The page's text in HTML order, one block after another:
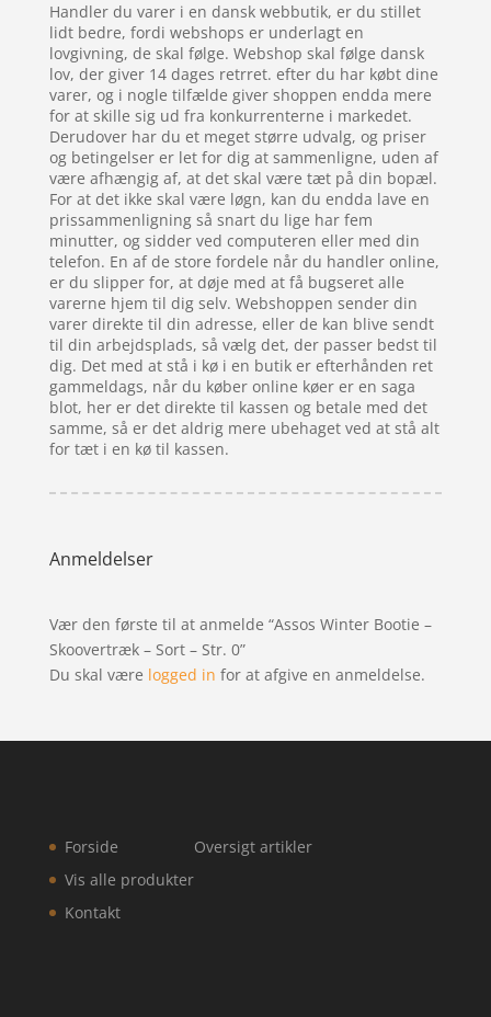
Handler du varer i en dansk webbutik, er du stillet
lidt bedre, fordi webshops er underlagt en
lovgivning, de skal følge. Webshop skal følge dansk
lov, der giver 14 dages retrret. efter du har købt dine
varer, og i nogle tilfælde giver shoppen endda mere
for at skille sig ud fra konkurrenterne i markedet.
Derudover har du et meget større udvalg, og priser
og betingelser er let for dig at sammenligne, uden af
være afhængig af, at det skal være tæt på din bopæl.
For at det ikke skal være løgn, kan du endda lave en
prissammenligning så snart du lige har fem
minutter, og sidder ved computeren eller med din
telefon. En af de store fordele når du handler online,
er du slipper for, at døje med at få bugseret alle
varerne hjem til dig selv. Webshoppen sender din
varer direkte til din adresse, eller de kan blive sendt
til din arbejdsplads, så vælg det, der passer bedst til
dig. Det med at stå i kø i en butik er efterhånden ret
gammeldags, når du køber online køer er en saga
blot, her er det direkte til kassen og betale med det
samme, så er det aldrig mere ubehaget ved at stå alt
for tæt i en kø til kassen.
Anmeldelser
Vær den første til at anmelde “Assos Winter Bootie –
Skoovertræk – Sort – Str. 0”
Du skal være logged in for at afgive en anmeldelse.
Forside
Vis alle produkter
Kontakt
Oversigt artikler